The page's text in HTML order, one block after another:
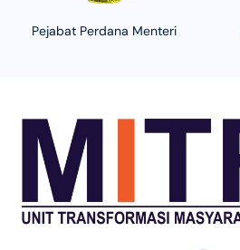
Pejabat Perdana Menteri